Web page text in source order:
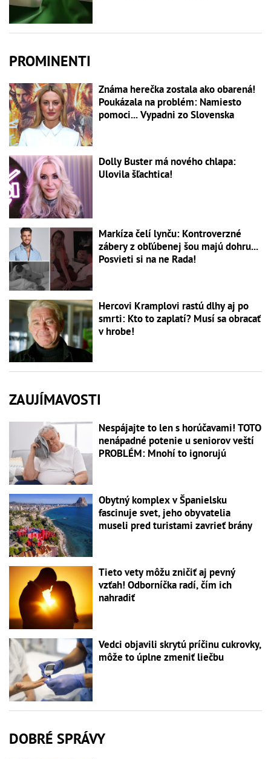
PROMINENTI
Známa herečka zostala ako obarená!
Poukázala na problém: Namiesto
pomoci... Vypadni zo Slovenska
Dolly Buster má nového chlapa:
Ulovila šľachtica!
Markíza čelí lynču: Kontroverzné
zábery z obľúbenej šou majú dohru...
Posvieti si na ne Rada!
Hercovi Kramplovi rastú dlhy aj po
smrti: Kto to zaplatí? Musí sa obracať
v hrobe!
ZAUJÍMAVOSTI
Nespájajte to len s horúčavami! TOTO
nenápadné potenie u seniorov veští
PROBLÉM: Mnohí to ignorujú
Obytný komplex v Španielsku
fascinuje svet, jeho obyvatelia
museli pred turistami zavrieť brány
Tieto vety môžu zničiť aj pevný
vzťah! Odborníčka radí, čím ich
nahradiť
Vedci objavili skrytú príčinu cukrovky,
môže to úplne zmeniť liečbu
DOBRÉ SPRÁVY